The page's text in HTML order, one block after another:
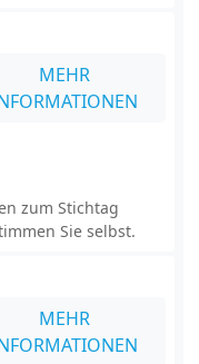
MEHR
zum Stichtag
Sie selbst.
MEHR